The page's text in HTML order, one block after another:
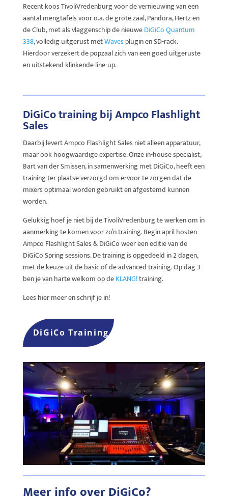
Recent koos TivoliVredenburg voor de vernieuwing van een
aantal mengtafels voor o.a. de grote zaal, Pandora, Hertz en
de Club, met als vlaggenschip de nieuweDiGiCo Quantum
338, volledig uitgerust metWavesplugin en SD-rack.
Hierdoor verzekert de popzaal zich van een goed uitgeruste
en uitstekend klinkende line-up.
DiGiCo training bij Ampco Flashlight
Sales
Daarbij levert Ampco Flashlight Sales niet alleen apparatuur,
maar ook hoogwaardige expertise. Onze in-house specialist,
Bart van der Smissen, in samenwerking met DiGiCo, heeft een
training ter plaatse verzorgd om ervoor te zorgen dat de
mixers optimaal worden gebruikt en afgestemd kunnen
worden.
Gelukkig hoef je niet bij de TivoliVredenburg te werken om in
aanmerking te komen voor zo’n training. Begin april hosten
Ampco Flashlight Sales & DiGiCo weer een editie van de
DiGiCo Spring sessions. De training is opgedeeld in 2 dagen,
met de keuze uit de basic of de advanced training. Op dag 3
ben je van harte welkom op deKLANG!training.
Lees hier meer en schrijf je in!
DiGiCo Training
Meer info over DiGiCo?